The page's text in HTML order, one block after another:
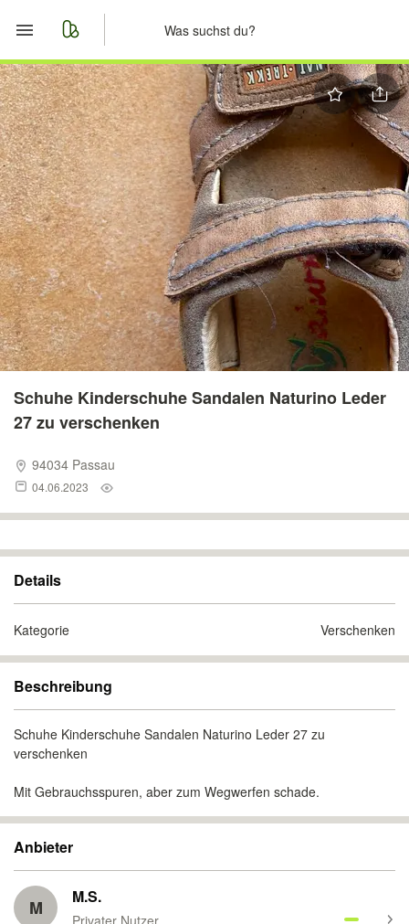
Start
Merkliste
Nachrichten
Anzeige aufgeben
Schuhe Kinderschuhe Sandalen Naturino Leder
27 zu verschenken
94034 Passau
04.06.2023
Details
Kategorie Verschenken
Beschreibung
Schuhe Kinderschuhe Sandalen Naturino Leder 27 zu
verschenken
Mit Gebrauchsspuren, aber zum Wegwerfen schade.
Anbieter
M M.S.
Privater Nutzer